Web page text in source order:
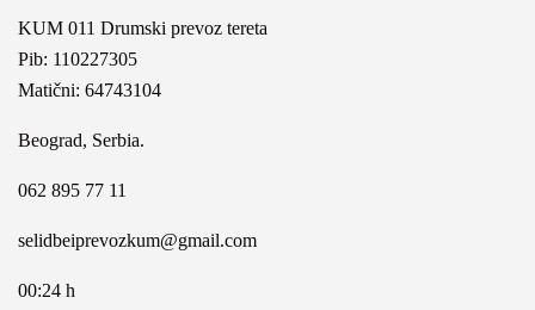
KUM 011 Drumski prevoz tereta
Pib: 110227305
Matični: 64743104
Beograd, Serbia.
062 895 77 11
selidbeiprevozkum@gmail.com
00:24 h